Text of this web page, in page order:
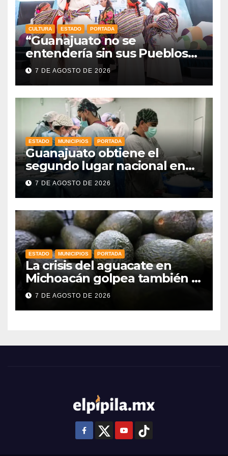
CULTURA ESTADO PORTADA
“Guanajuato no se
entendería sin sus Pueblos
Indígenas”: Libia Dennise
fortalece el orgullo del
7 DE AGOSTO DE 2026
ESTADO MUNICIPIOS PORTADA
Guanajuato obtiene el
segundo lugar nacional en
procuración de órganos
7 DE AGOSTO DE 2026
ESTADO MUNICIPIOS PORTADA
La crisis del aguacate en
Michoacán golpea también a
productores de Guanajuato
7 DE AGOSTO DE 2026